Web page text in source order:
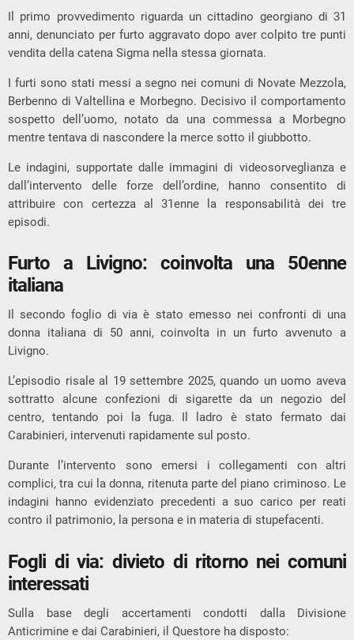
Il primo provvedimento riguarda un cittadino georgiano di 31
anni, denunciato per furto aggravato dopo aver colpito tre punti
vendita della catena Sigma nella stessa giornata.
I furti sono stati messi a segno nei comuni di Novate Mezzola,
Berbenno di Valtellina e Morbegno. Decisivo il comportamento
sospetto dell’uomo, notato da una commessa a Morbegno
mentre tentava di nascondere la merce sotto il giubbotto.
Le indagini, supportate dalle immagini di videosorveglianza e
dall’intervento delle forze dell’ordine, hanno consentito di
attribuire con certezza al 31enne la responsabilità dei tre
episodi.
Furto a Livigno: coinvolta una 50enne
italiana
Il secondo foglio di via è stato emesso nei confronti di una
donna italiana di 50 anni, coinvolta in un furto avvenuto a
Livigno.
L’episodio risale al 19 settembre 2025, quando un uomo aveva
sottratto alcune confezioni di sigarette da un negozio del
centro, tentando poi la fuga. Il ladro è stato fermato dai
Carabinieri, intervenuti rapidamente sul posto.
Durante l’intervento sono emersi i collegamenti con altri
complici, tra cui la donna, ritenuta parte del piano criminoso. Le
indagini hanno evidenziato precedenti a suo carico per reati
contro il patrimonio, la persona e in materia di stupefacenti.
Fogli di via: divieto di ritorno nei comuni
interessati
Sulla base degli accertamenti condotti dalla Divisione
Anticrimine e dai Carabinieri, il Questore ha disposto: